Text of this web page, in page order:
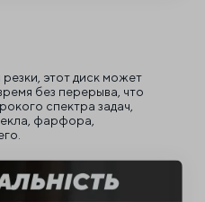
этот диск может
без перерыва, что
спектра задач,
фарфора,